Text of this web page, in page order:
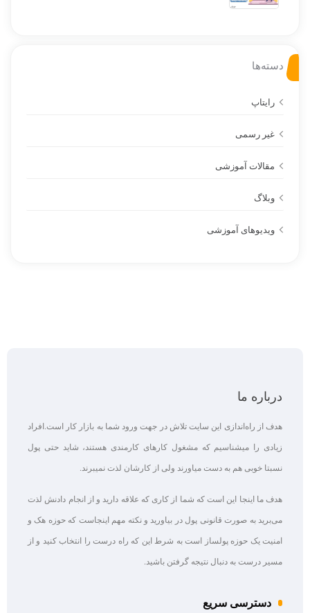
دسته‌ها
رایتاپ
غیر رسمی
مقالات آموزشی
وبلاگ
ویدیوهای آموزشی
درباره ما
هدف از راه‌اندازی این سایت تلاش در جهت ورود شما به بازار کار است.افراد
زیادی را میشناسیم که مشغول کارهای کارمندی هستند، شاید حتی پول
نسبتا خوبی هم به دست میاورند ولی از کارشان لذت نمیبرند.
هدف ما اینجا این است که شما از کاری که علاقه‌ دارید و از انجام دادنش لذت
می‌برید به صورت قانونی پول در بیاورید و نکته مهم اینجاست که حوزه هک و
امنیت یک حوزه پولساز است به شرط این که راه درست را انتخاب کنید و از
مسیر درست به دنبال نتیجه گرفتن باشید.
دسترسی سریع